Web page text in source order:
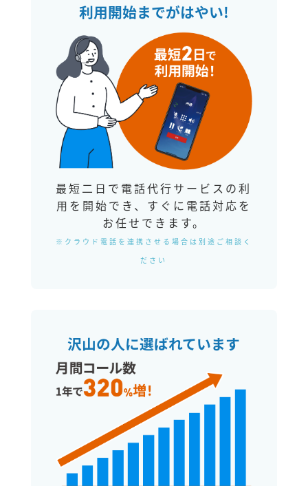
利用開始までがはやい!
最短二日で電話代行サービスの利
用を開始でき、すぐに電話対応を
お任せできます。
※クラウド電話を連携させる場合は別途ご相談く
ださい
沢山の人に選ばれています